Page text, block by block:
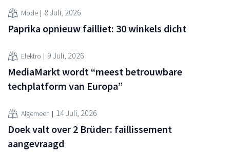
Mode 8 Juli, 2026
Paprika opnieuw failliet: 30 winkels dicht
Elektro 9 Juli, 2026
MediaMarkt wordt “meest betrouwbare
techplatform van Europa”
Algemeen 14 Juli, 2026
Doek valt over 2 Brüder: faillissement
aangevraagd